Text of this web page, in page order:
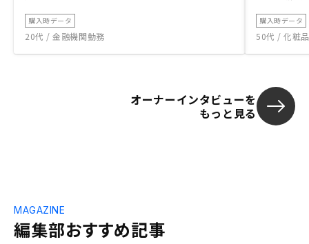
購入時データ
20代 / 金融機関勤務
購入時データ
50代 / 化粧
オーナーインタビューを
もっと見る
編集部おすすめ記事
MAGAZINE